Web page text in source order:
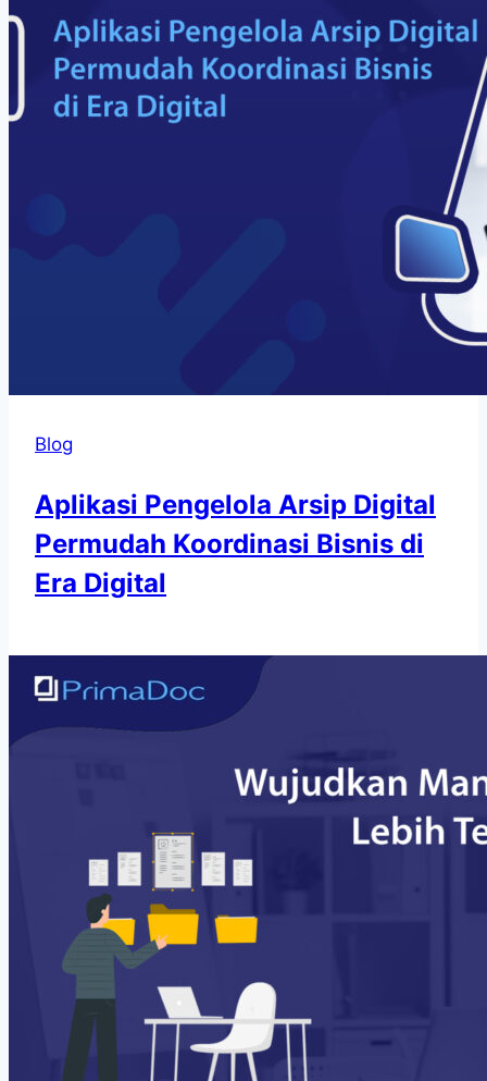
Blog
Aplikasi Pengelola Arsip Digital
Permudah Koordinasi Bisnis di
Era Digital